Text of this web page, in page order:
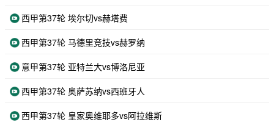
西甲第37轮 埃尔切vs赫塔费
西甲第37轮 马德里竞技vs赫罗纳
意甲第37轮 亚特兰大vs博洛尼亚
西甲第37轮 奥萨苏纳vs西班牙人
西甲第37轮 皇家奥维耶多vs阿拉维斯